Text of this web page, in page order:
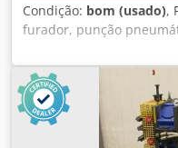
Condição: bom (usado),
furador, punção
Ropfx Akqea -Número
800/400/H1200 mm -